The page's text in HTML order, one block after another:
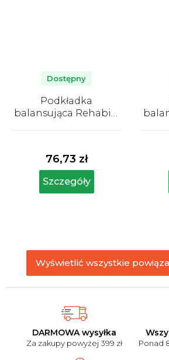
DARMOWA wysyłka
Za zakupy powyżej 399 zł Ponad
Podkładka
balansująca Rehabiq,
produktu
wynosi
4,9
na
Dostępny
76,73 zł
Szczegóły
Wyświetlić wszystkie